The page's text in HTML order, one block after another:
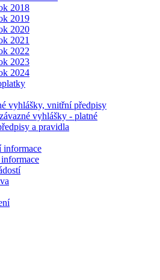
2018
2019
2020
2021
2022
2023
2024
vyhlášky, vnitřní předpisy
vyhlášky - platné
a pravidla
informace